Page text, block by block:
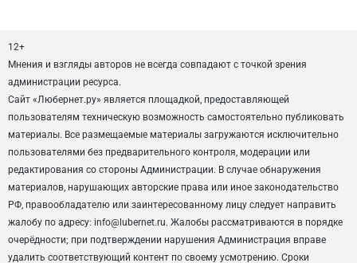
12+
Мнения и взгляды авторов не всегда совпадают с точкой зрения
администрации ресурса.
Сайт «Любернет.ру» является площадкой, предоставляющей
пользователям техническую возможность самостоятельно публиковать
материалы. Все размещаемые материалы загружаются исключительно
пользователями без предварительного контроля, модерации или
редактирования со стороны Администрации. В случае обнаружения
материалов, нарушающих авторские права или иное законодательство
РФ, правообладателю или заинтересованному лицу следует направить
жалобу по адресу: info@lubernet.ru. Жалобы рассматриваются в порядке
очерёдности; при подтверждении нарушения Администрация вправе
удалить соответствующий контент по своему усмотрению. Сроки